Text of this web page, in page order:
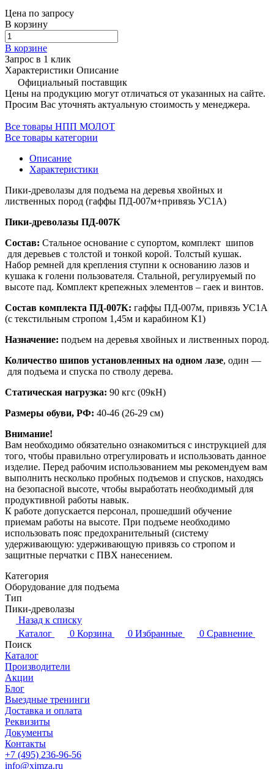
Цена по запросу
В корзину
В корзине
Запрос в 1 клик
Характеристики Описание
Официальный поставщик
Цены на продукцию могут отличаться от указанных на сайте.
Просим Вас уточнять актуальную стоимость у менеджера.
Все товары НПП МОЛОТ
Все товары категории
Описание
Характеристики
Пики-древолазы для подъема на деревья хвойных и
лиственных пород (гаффы ПД-007м+привязь УС1А)
Пики-древолазы ПД-007К
Состав: Стальное основание с супортом, комплект шипов
для деревьев с толстой и тонкой корой. Толстый кушак.
Набор ремней для крепления ступни к основанию лазов и
кушака к голени пользователя. Стальной, регулируемый по
высоте пад. Комплект крепежных элементов – гаек и винтов.
Состав комплекта ПД-007К: гаффы ПД-007м, привязь УС1А
(с текстильным стропом 1,45м и карабином К1)
Назначение: подъем на деревья хвойных и лиственных пород.
Количество шипов установленных на одном лазе, один —
для подъема и спуска по стволу дерева.
Статическая нагрузка: 90 кгс (09кН)
Размеры обуви, РФ: 40-46 (26-29 см)
Внимание!
Вам необходимо обязательно ознакомиться с инструкцией для
того, чтобы правильно отрегулировать и использовать данное
изделие. Перед рабочим использованием мы рекомендуем вам
выполнить несколько пробных подъемов и спусков, находясь
на безопасной высоте, чтобы выработать необходимый для
продуктивной работы навык.
К работе допускается персонал, прошедший обучение
приемам работы на высоте. При подъеме необходимо
использовать пояс предохранительный (систему
удерживающую: удерживающую привязь со стропом и
защитные перчатки с ПВХ нанесением.
Категория
Оборудование для подъема
Тип
Пики-древолазы
Назад к списку
Каталог
0 Корзина 0 Избранные 0 Сравнение
Поиск
Каталог
Производители
Акции
Блог
Выездные тренинги
Доставка и оплата
Реквизиты
Документы
Контакты
+7 (495) 236-96-56
info@ximza.ru